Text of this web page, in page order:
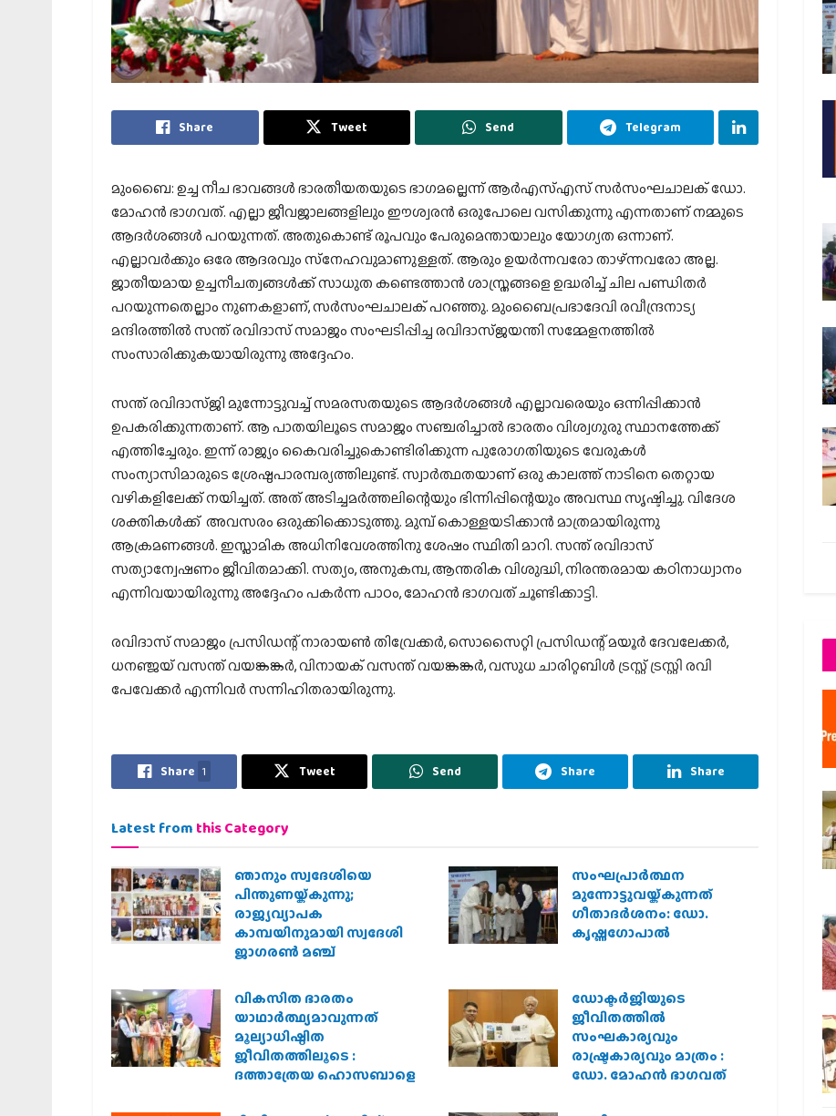
Share Tweet Send Telegram
മുംബൈ: ഉച്ച നീച ഭാവങ്ങള്‍ ഭാരതീയതയുടെ ഭാഗമല്ലെന്ന് ആര്‍എസ്എസ് സര്‍സംഘചാലക് ഡോ.
മോഹന്‍ ഭാഗവത്. എല്ലാ ജീവജാലങ്ങളിലും ഈശ്വരന്‍ ഒരുപോലെ വസിക്കുന്നു എന്നതാണ് നമ്മുടെ
ആദര്‍ശങ്ങള്‍ പറയുന്നത്. അതുകൊണ്ട് രൂപവും പേരുമെന്തായാലും യോഗ്യത ഒന്നാണ്.
എല്ലാവര്‍ക്കും ഒരേ ആദരവും സ്‌നേഹവുമാണുള്ളത്. ആരും ഉയര്‍ന്നവരോ താഴ്ന്നവരോ അല്ല.
ജാതീയമായ ഉച്ചനീചത്വങ്ങള്‍ക്ക് സാധുത കണ്ടെത്താന്‍ ശാസ്ത്രങ്ങളെ ഉദ്ധരിച്ച് ചില പണ്ഡിതര്‍
പറയുന്നതെല്ലാം നുണകളാണ്, സര്‍സംഘചാലക് പറഞ്ഞു. മുംബൈപ്രഭാദേവി രവീന്ദ്രനാട്യ
മന്ദിരത്തില്‍ സന്ത് രവിദാസ് സമാജം സംഘടിപ്പിച്ച രവിദാസ്ജയന്തി സമ്മേളനത്തില്‍
സംസാരിക്കുകയായിരുന്നു അദ്ദേഹം.
സന്ത് രവിദാസ്ജി മുന്നോട്ടുവച്ച് സമരസതയുടെ ആദര്‍ശങ്ങള്‍ എല്ലാവരെയും ഒന്നിപ്പിക്കാന്‍
ഉപകരിക്കുന്നതാണ്. ആ പാതയിലൂടെ സമാജം സഞ്ചരിച്ചാല്‍ ഭാരതം വിശ്വഗുരു സ്ഥാനത്തേക്ക്
എത്തിച്ചേരും. ഇന്ന് രാജ്യം കൈവരിച്ചുകൊണ്ടിരിക്കുന്ന പുരോഗതിയുടെ വേരുകള്‍
സംന്യാസിമാരുടെ ശ്രേഷ്ഠപാരമ്പര്യത്തിലുണ്ട്. സ്വാര്‍ത്ഥതയാണ് ഒരു കാലത്ത് നാടിനെ തെറ്റായ
വഴികളിലേക്ക് നയിച്ചത്. അത് അടിച്ചമര്‍ത്തലിന്റെയും ഭിന്നിപ്പിന്റെയും അവസ്ഥ സൃഷ്ടിച്ചു. വിദേശ
ശക്തികള്‍ക്ക് അവസരം ഒരുക്കിക്കൊടുത്തു. മുമ്പ് കൊള്ളയടിക്കാന്‍ മാത്രമായിരുന്നു
ആക്രമണങ്ങള്‍. ഇസ്ലാമിക അധിനിവേശത്തിനു ശേഷം സ്ഥിതി മാറി. സന്ത് രവിദാസ്
സത്യാന്വേഷണം ജീവിതമാക്കി. സത്യം, അനുകമ്പ, ആന്തരിക വിശുദ്ധി, നിരന്തരമായ കഠിനാധ്വാനം
എന്നിവയായിരുന്നു അദ്ദേഹം പകര്‍ന്ന പാഠം, മോഹന്‍ ഭാഗവത് ചൂണ്ടിക്കാട്ടി.
രവിദാസ് സമാജം പ്രസിഡന്റ് നാരായണ്‍ തിവ്രേക്കര്‍, സൊസൈറ്റി പ്രസിഡന്റ് മയൂര്‍ ദേവലേക്കര്‍,
ധനഞ്ജയ് വസന്ത് വയങ്കങ്കര്‍, വിനായക് വസന്ത് വയങ്കങ്കര്‍, വസുധ ചാരിറ്റബിള്‍ ട്രസ്റ്റ് ട്രസ്റ്റി രവി
പേവേക്കര്‍ എന്നിവര്‍ സന്നിഹിതരായിരുന്നു.
Share 1 Tweet Send Share Share
Latest from this Category
ഞാനും സ്വദേശിയെ
പിന്തുണയ്ക്കുന്നു;
രാജ്യവ്യാപക
കാമ്പയിനുമായി സ്വദേശി
ജാഗരണ്‍ മഞ്ച്
സംഘപ്രാര്‍ത്ഥന
മുന്നോട്ടുവയ്ക്കുന്നത്
ഗീതാദര്‍ശനം: ഡോ.
കൃഷ്ണഗോപാല്‍
വികസിത ഭാരതം
യാഥാർത്ഥ്യമാവുന്നത്
മൂല്യാധിഷ്ഠിത
ജീവിതത്തിലൂടെ :
ദത്താത്രേയ ഹൊസബാളെ
ഡോക്ടർജിയുടെ
ജീവിതത്തിൽ
സംഘകാര്യവും
രാഷ്ട്രകാര്യവും മാത്രം :
ഡോ. മോഹൻ ഭാഗവത്